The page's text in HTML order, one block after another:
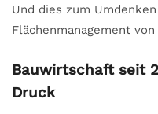
Und dies zum
Flächenmanagement
Bauwirtschaft seit
Druck